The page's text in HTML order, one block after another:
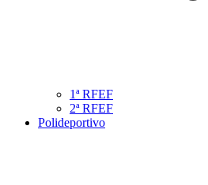
1ª RFEF
2ª RFEF
Polideportivo